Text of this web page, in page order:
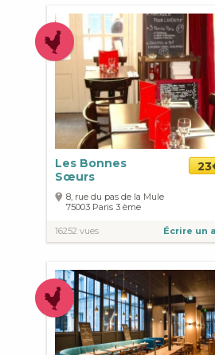
Les Bonnes
Sœurs
8, rue du pas de la Mule
75003 Paris 3 ème
16252 vues Écrire un